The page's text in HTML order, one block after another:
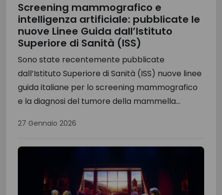
Screening mammografico e
intelligenza artificiale: pubblicate le
nuove Linee Guida dall’Istituto
Superiore di Sanità (ISS)
Sono state recentemente pubblicate
dall’Istituto Superiore di Sanità (ISS) nuove linee
guida italiane per lo screening mammografico
e la diagnosi del tumore della mammella...
27 Gennaio 2026